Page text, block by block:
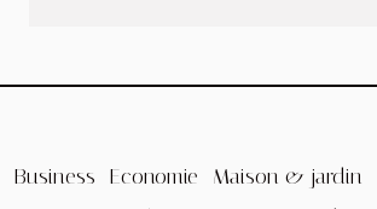
Business Economie
Maison & jardin